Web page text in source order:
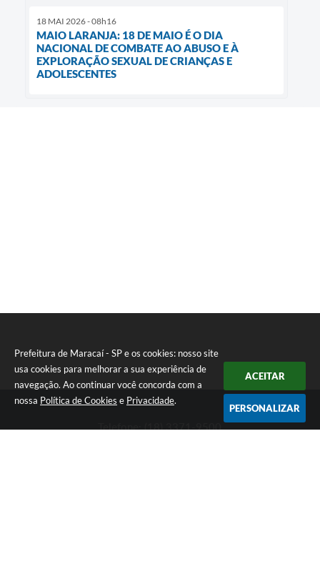
Prefeitura de Maracaí - SP e os cookies: nosso site
usa cookies para melhorar a sua experiência de
navegação. Ao continuar você concorda com a
nossa Política de Cookies e Privacidade.
ACEITAR
PERSONALIZAR
18 MAI 2026 - 08h16
MAIO LARANJA: 18 DE MAIO É O DIA
NACIONAL DE COMBATE AO ABUSO E À
EXPLORAÇÃO SEXUAL DE CRIANÇAS E
ADOLESCENTES
Telefone: (18) 3371-9500